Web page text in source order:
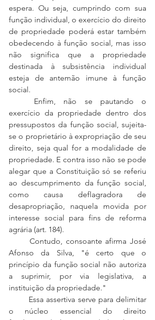
espera. Ou seja, cumprindo com sua
função individual, o exercício do direito
de propriedade poderá estar também
obedecendo à função social, mas isso
não significa que a propriedade
destinada à subsistência individual
esteja de antemão imune à função
social.
exercício da propriedade dentro dos
pressupostos da função social, sujeita-
se o proprietário à expropriação de seu
direito, seja qual for a modalidade de
propriedade. E contra isso não se pode
alegar que a Constituição só se referiu
ao descumprimento da função social,
como causa deflagradora de
desapropriação, naquela movida por
interesse social para fins de reforma
agrária (art. 184).
Afonso da Silva, "é certo que o
princípio da função social não autoriza
a suprimir, por via legislativa, a
instituição da propriedade."
o núcleo essencial do direito